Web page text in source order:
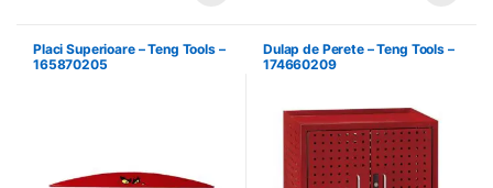
Placi Superioare – Teng Tools –
165870205
Dulap de Perete – Teng Tools –
174660209